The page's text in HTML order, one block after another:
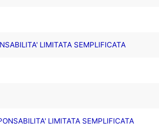
LIMITATA SEMPLIFICATA
LIMITATA SEMPLIFICATA